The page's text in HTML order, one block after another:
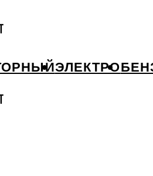
ЭЛЕКТРО